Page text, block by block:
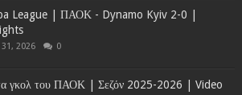
League | ΠΑΟΚ - Dynamo Kyiv 2-0 |
31, 2026 0
γκολ του ΠΑΟΚ | Σεζόν 2025-2026 | Video